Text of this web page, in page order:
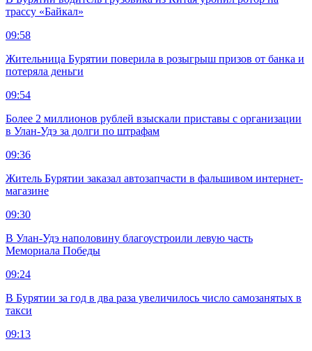
трассу «Байкал»
09:58
Жительница Бурятии поверила в розыгрыш призов от банка и
потеряла деньги
09:54
Более 2 миллионов рублей взыскали приставы с организации
в Улан-Удэ за долги по штрафам
09:36
Житель Бурятии заказал автозапчасти в фальшивом интернет-
магазине
09:30
В Улан-Удэ наполовину благоустроили левую часть
Мемориала Победы
09:24
В Бурятии за год в два раза увеличилось число самозанятых в
такси
09:13